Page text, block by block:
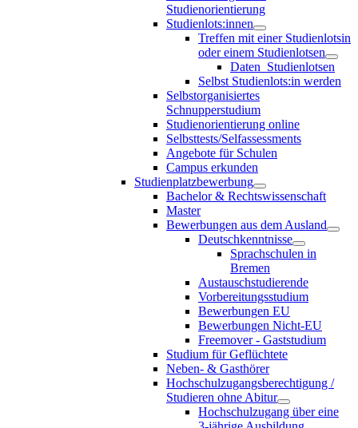
Studienorientierung
Studienlots:innen
Treffen mit einer Studienlotsin
oder einem Studienlotsen
Daten_Studienlotsen
Selbst Studienlots:in werden
Selbstorganisiertes
Schnupperstudium
Studienorientierung online
Selbsttests/Selfassessments
Angebote für Schulen
Campus erkunden
Studienplatzbewerbung
Bachelor & Rechtswissenschaft
Master
Bewerbungen aus dem Ausland
Deutschkenntnisse
Sprachschulen in
Bremen
Austauschstudierende
Vorbereitungsstudium
Bewerbungen EU
Bewerbungen Nicht-EU
Freemover - Gaststudium
Studium für Geflüchtete
Neben- & Gasthörer
Hochschulzugangsberechtigung /
Studieren ohne Abitur
Hochschulzugang über eine